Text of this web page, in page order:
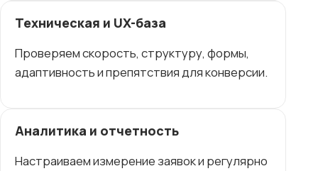
Техническая и UX-база
Проверяем скорость, структуру, формы,
адаптивность и препятствия для конверсии.
Аналитика и отчетность
Настраиваем измерение заявок и регулярно